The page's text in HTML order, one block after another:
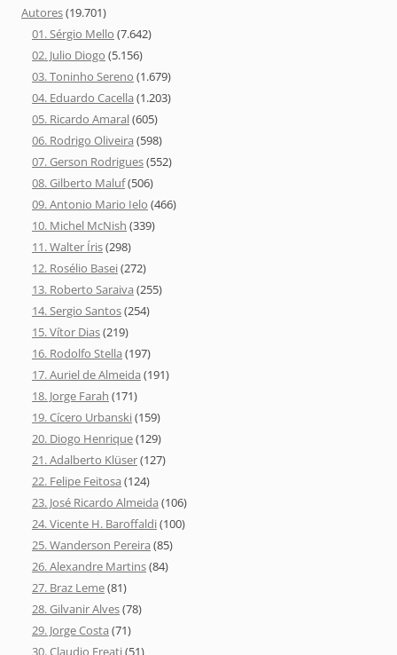
Autores(19.701)
01. Sérgio Mello (7.642)
02. Julio Diogo (5.156)
03. Toninho Sereno (1.679)
04. Eduardo Cacella (1.203)
05. Ricardo Amaral(605)
06. Rodrigo Oliveira (598)
07. Gerson Rodrigues(552)
08. Gilberto Maluf(506)
09. Antonio Mario Ielo (466)
10. Michel McNish (339)
11. Walter Íris(298)
12. Rosélio Basei(272)
13. Roberto Saraiva (255)
14. Sergio Santos(254)
15. Vítor Dias(219)
16. Rodolfo Stella (197)
17. Auriel de Almeida (191)
18. Jorge Farah (171)
19. Cícero Urbanski(159)
20. Diogo Henrique(129)
21. Adalberto Klüser(127)
22. Felipe Feitosa (124)
23. José Ricardo Almeida (106)
24. Vicente H. Baroffaldi(100)
25. Wanderson Pereira (85)
26. Alexandre Martins(84)
27. Braz Leme(81)
28. Gilvanir Alves(78)
29. Jorge Costa (71)
30. Claudio Freati(51)